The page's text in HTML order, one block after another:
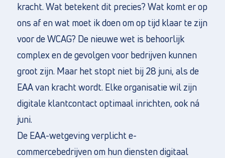
kracht. Wat betekent dit precies? Wat komt er op
ons af en wat moet ik doen om op tijd klaar te zijn
voor de WCAG? De nieuwe wet is behoorlijk
complex en de gevolgen voor bedrijven kunnen
groot zijn. Maar het stopt niet bij 28 juni, als de
EAA van kracht wordt. Elke organisatie wil zijn
digitale klantcontact optimaal inrichten, ook ná
juni.
De EAA-wetgeving verplicht e-
commercebedrijven om hun diensten digitaal